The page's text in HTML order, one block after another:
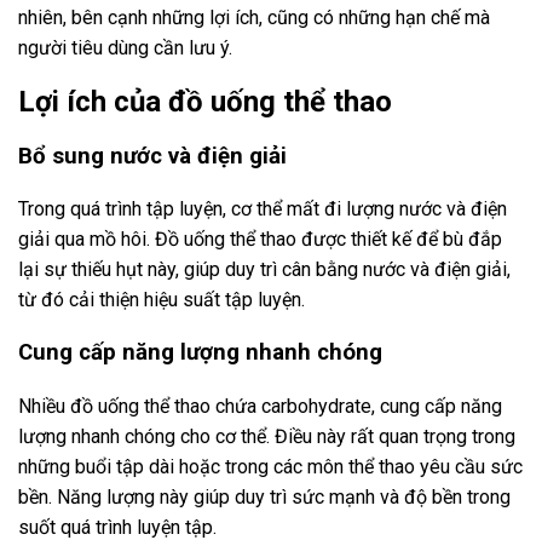
nhiên, bên cạnh những lợi ích, cũng có những hạn chế mà
người tiêu dùng cần lưu ý.
Lợi ích của đồ uống thể thao
Bổ sung nước và điện giải
Trong quá trình tập luyện, cơ thể mất đi lượng nước và điện
giải qua mồ hôi. Đồ uống thể thao được thiết kế để bù đắp
lại sự thiếu hụt này, giúp duy trì cân bằng nước và điện giải,
từ đó cải thiện hiệu suất tập luyện.
Cung cấp năng lượng nhanh chóng
Nhiều đồ uống thể thao chứa carbohydrate, cung cấp năng
lượng nhanh chóng cho cơ thể. Điều này rất quan trọng trong
những buổi tập dài hoặc trong các môn thể thao yêu cầu sức
bền. Năng lượng này giúp duy trì sức mạnh và độ bền trong
suốt quá trình luyện tập.